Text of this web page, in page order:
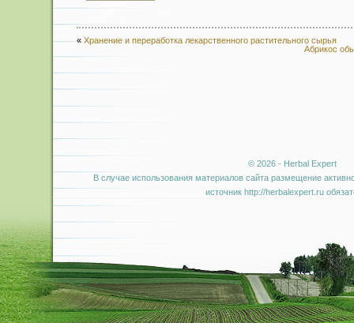
«Хранение и переработка лекарственного растительного сырья
Абрикос
© 2026 - Herbal Expert
В случае использования материалов сайта размещение
источник http://herbalexpert.ru